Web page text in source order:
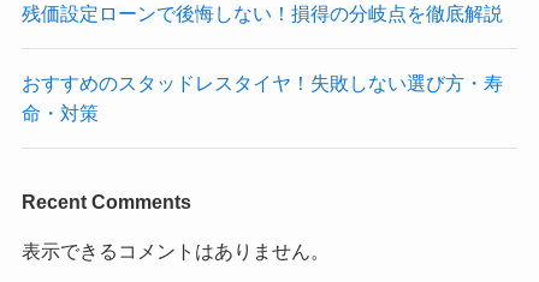
残価設定ローンで後悔しない！損得の分岐点を徹底解説
おすすめのスタッドレスタイヤ！失敗しない選び方・寿
命・対策
Recent Comments
表示できるコメントはありません。